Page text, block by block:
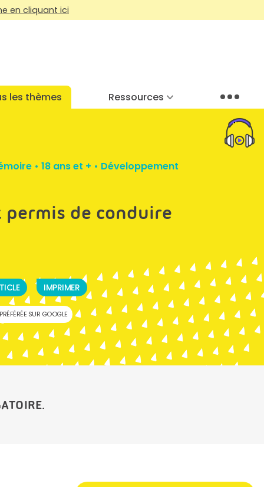
en cliquant ici
les thèmes Ressources Menu
• 18 ans et + • Développement
de conduire
IMPRIMER
SUR GOOGLE